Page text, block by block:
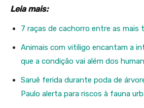
Leia mais:
7 raças de cachorro entre as mais
Animais com vitiligo encantam a
que a condição vai além dos
Saruê ferida durante poda de
Paulo alerta para riscos à fauna